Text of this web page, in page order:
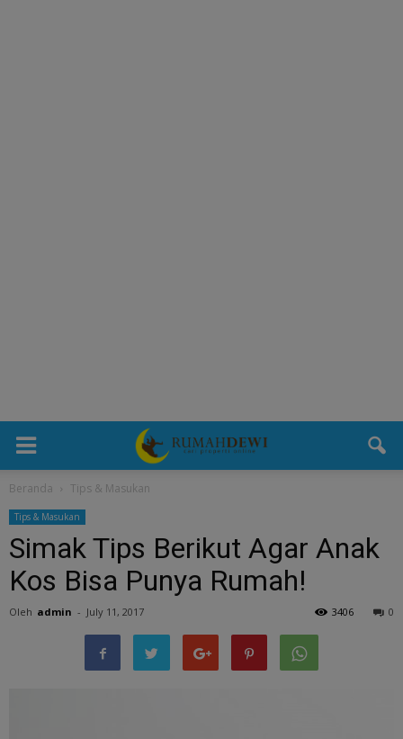
Beranda Tips & Masukan
Tips & Masukan
Simak Tips Berikut Agar Anak
Kos Bisa Punya Rumah!
Oleh admin - July 11, 2017 0
3406